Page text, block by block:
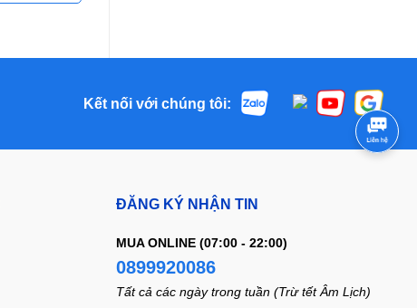
Kết nối với chúng tôi:
ĐĂNG KÝ NHẬN TIN
MUA ONLINE (07:00 - 22:00)
0899920086
Tất cả các ngày trong tuần (Trừ tết Âm Lịch)